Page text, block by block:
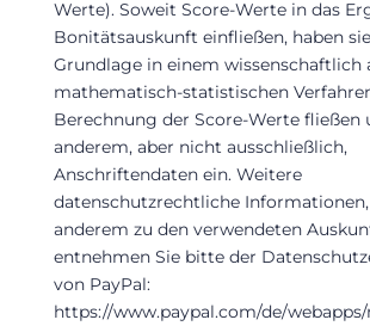
Werte). Soweit Score-Werte in das
Bonitätsauskunft einfließen, haben
Grundlage in einem wissenschaftlich
mathematisch-statistischen
Berechnung der Score-Werte fließen
anderem, aber nicht ausschließlich,
Anschriftendaten ein. Weitere
datenschutzrechtliche
anderem zu den verwendeten
entnehmen Sie bitte der
von PayPal:
https://www.paypal.com/de/